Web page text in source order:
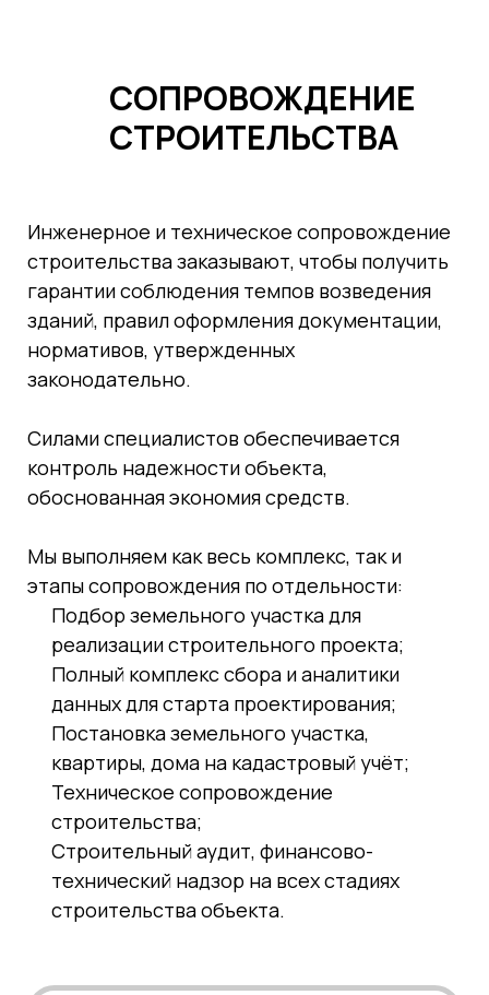
СОПРОВОЖДЕНИЕ
СТРОИТЕЛЬСТВА
Инженерное и техническое сопровождение
строительства заказывают, чтобы получить
гарантии соблюдения темпов возведения
зданий, правил оформления документации,
нормативов, утвержденных
законодательно.
Силами специалистов обеспечивается
контроль надежности объекта,
обоснованная экономия средств.
Мы выполняем как весь комплекс, так и
этапы сопровождения по отдельности:
Подбор земельного участка для
реализации строительного проекта;
Полный комплекс сбора и аналитики
данных для старта проектирования;
Постановка земельного участка,
квартиры, дома на кадастровый учёт;
Техническое сопровождение
строительства;
Строительный аудит, финансово-
технический надзор на всех стадиях
строительства объекта.